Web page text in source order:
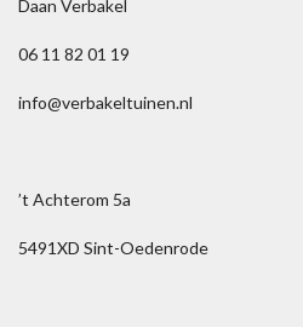
Daan Verbakel
06 11 82 01 19
info@verbakeltuinen.nl
’t Achterom 5a
5491XD Sint-Oedenrode